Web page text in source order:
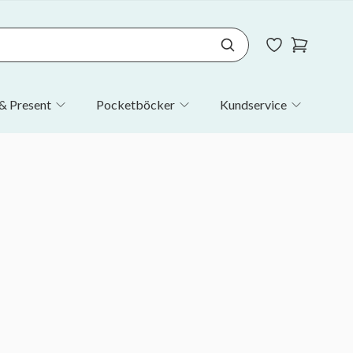
Present Pocketböcker Kundservice